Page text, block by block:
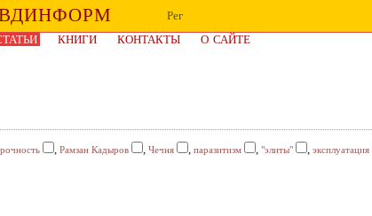
Рег
КНИГИ КОНТАКТЫ О САЙТЕ
, Рамзан Кадыров , Чечня , паразитизм , "элиты" , эксплуатация